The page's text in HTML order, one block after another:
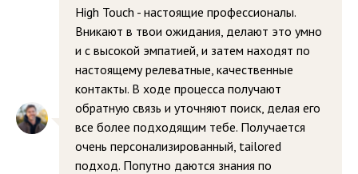
High Touch - настоящие профессионалы.
Вникают в твои ожидания, делают это умно
и с высокой эмпатией, и затем находят по
настоящему релеватные, качественные
контакты. В ходе процесса получают
обратную связь и уточняют поиск, делая его
все более подходящим тебе. Получается
очень персонализированный, tailored
подход. Попутно даются знания по